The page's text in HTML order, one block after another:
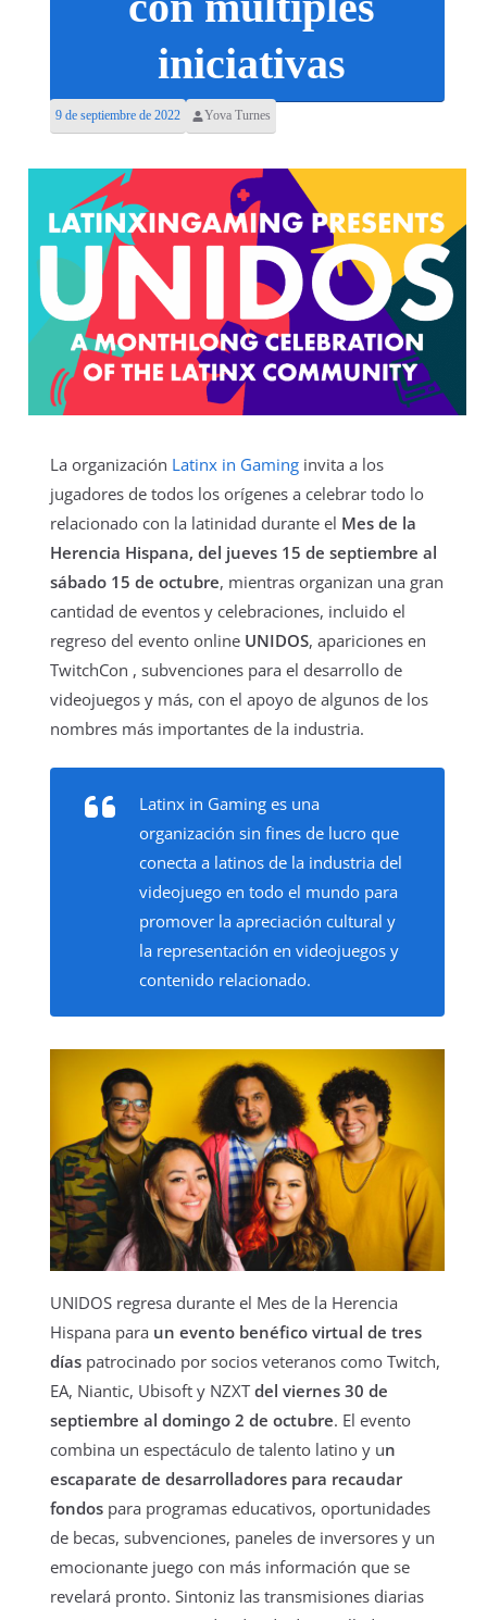
iniciativas
9 de septiembre de 2022 Yova Turnes
La organización Latinx in Gaming invita a los
jugadores de todos los orígenes a celebrar todo lo
relacionado con la latinidad durante el Mes de la
Herencia Hispana, del jueves 15 de septiembre al
sábado 15 de octubre, mientras organizan una gran
cantidad de eventos y celebraciones, incluido el
regreso del evento online UNIDOS, apariciones en
TwitchCon , subvenciones para el desarrollo de
videojuegos y más, con el apoyo de algunos de los
nombres más importantes de la industria.
Latinx in Gaming es una
organización sin fines de lucro que
conecta a latinos de la industria del
videojuego en todo el mundo para
promover la apreciación cultural y
la representación en videojuegos y
contenido relacionado.
UNIDOS regresa durante el Mes de la Herencia
Hispana para un evento benéfico virtual de tres
días patrocinado por socios veteranos como Twitch,
EA, Niantic, Ubisoft y NZXT del viernes 30 de
septiembre al domingo 2 de octubre. El evento
combina un espectáculo de talento latino y un
escaparate de desarrolladores para recaudar
fondos para programas educativos, oportunidades
de becas, subvenciones, paneles de inversores y un
emocionante juego con más información que se
revelará pronto. Sintoniz las transmisiones diarias